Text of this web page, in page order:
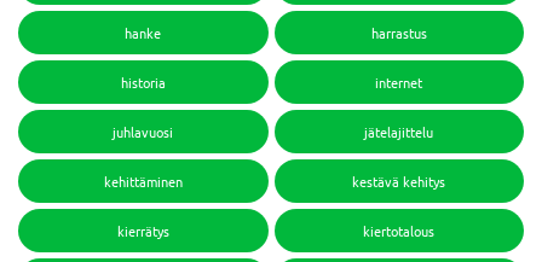
hanke harrastus
historia internet
juhlavuosi jätelajittelu
kehittäminen kestävä kehitys
kierrätys kiertotalous